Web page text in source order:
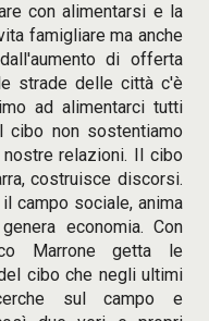
con alimentarsi e la
famigliare ma anche
di offerta
strade delle città c'è
ad alimentarci tutti
non sostentiamo
relazioni. Il cibo
costruisce discorsi.
campo sociale, anima
economia. Con
Marrone getta le
cibo che negli ultimi
sul campo e